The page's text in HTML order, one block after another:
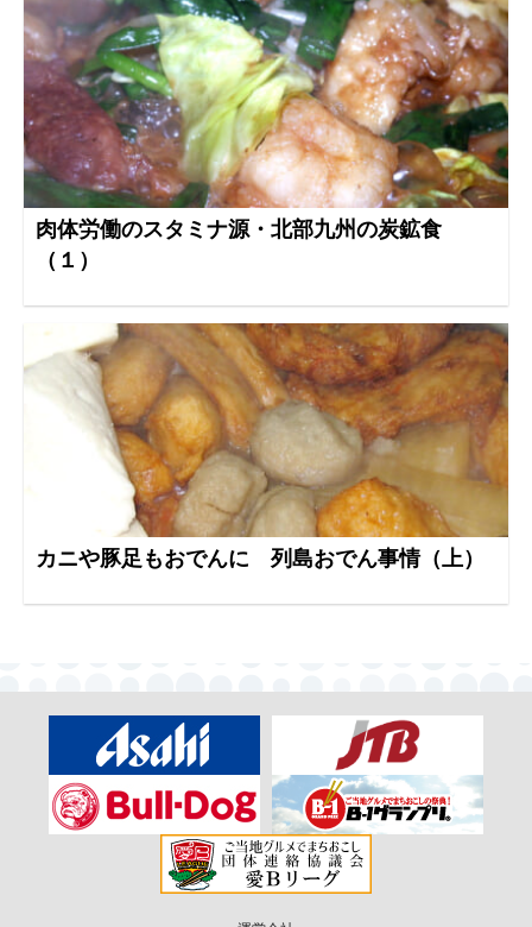
肉体労働のスタミナ源・北部九州の炭鉱食
（１）
カニや豚足もおでんに 列島おでん事情（上）